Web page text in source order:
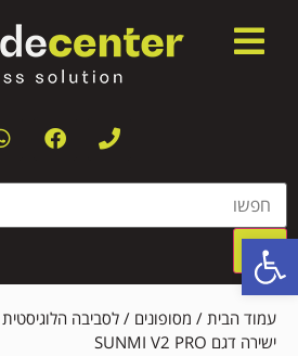
עמוד הבית / מסופונים / לסביבה הלוגיסטית
ישירה דגם SUNMI V2 PRO
פתח סרגל נגישות